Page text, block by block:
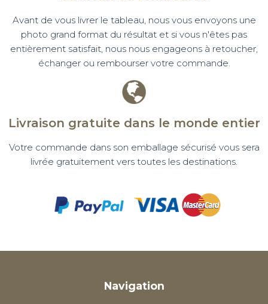
Avant de vous livrer le tableau, nous vous envoyons une
photo grand format du résultat et si vous n'êtes pas
entièrement satisfait, nous nous engageons à retoucher,
échanger ou rembourser votre commande.
Livraison gratuite dans le monde entier
Votre commande dans son emballage sécurisé vous sera
livrée gratuitement vers toutes les destinations.
Navigation